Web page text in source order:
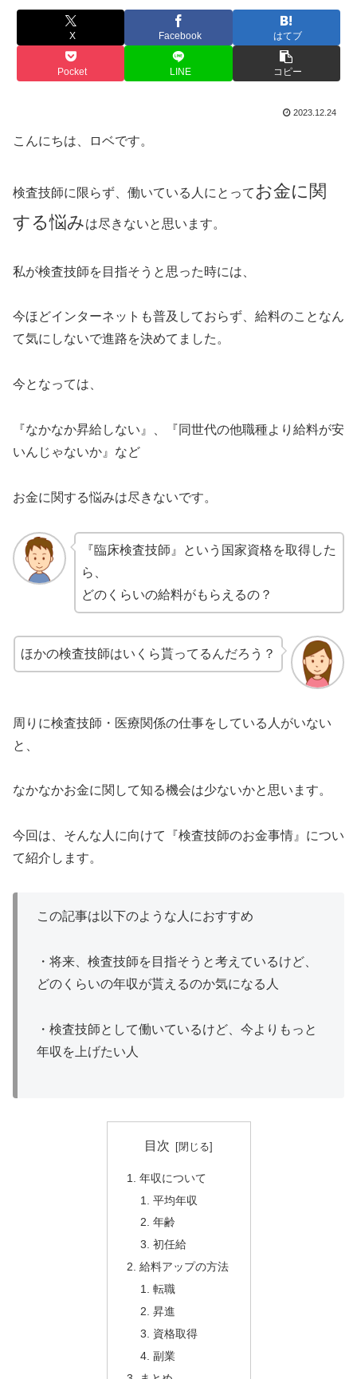
X Facebook はてブ
Pocket LINE コピー
2023.12.24
こんにちは、ロベです。
検査技師に限らず、働いている人にとって お金に関
する悩みは尽きないと思います。
私が検査技師を目指そうと思った時には、
今ほどインターネットも普及しておらず、給料のことなん
て気にしないで進路を決めてました。
今となっては、
『なかなか昇給しない』、『同世代の他職種より給料が安
いんじゃないか』など
お金に関する悩みは尽きないです。
『臨床検査技師』という国家資格を取得した
ら、
どのくらいの給料がもらえるの？
ほかの検査技師はいくら貰ってるんだろう？
周りに検査技師・医療関係の仕事をしている人がいない
と、
なかなかお金に関して知る機会は少ないかと思います。
今回は、そんな人に向けて『検査技師のお金事情』につい
て紹介します。
この記事は以下のような人におすすめ
・将来、検査技師を目指そうと考えているけど、
どのくらいの年収が貰えるのか気になる人
・検査技師として働いているけど、今よりもっと
年収を上げたい人
目次
年収について
平均年収
年齢
初任給
給料アップの方法
転職
昇進
資格取得
副業